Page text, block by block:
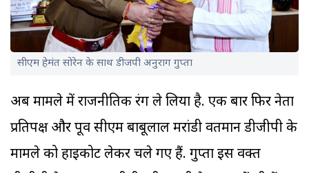
सीएम हेमंत सोरेन के साथ डीजपी अनुराग गुप्ता
अब मामले में राजनीतिक रंग ले लिया है. एक बार फिर नेता
प्रतिपक्ष और पूर्व सीएम बाबूलाल मरांडी वर्तमान डीजीपी के
मामले को हाईकोर्ट लेकर चले गए हैं. गुप्ता इस वक्त